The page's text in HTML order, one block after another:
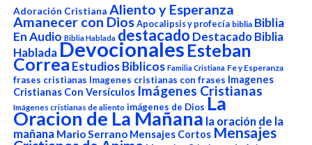
Adoración Cristiana Aliento y Esperanza
Amanecer con Dios Apocalipsis y profecía biblia Biblia
En Audio Biblia Hablada destacado Destacado Biblia
HabladaDevocionalesEsteban
Correa Estudios Biblicos Familia Cristiana Fe y Esperanza
frases cristianas Imagenes cristianas con frases Imagenes
Cristianas Con Versículos Imágenes Cristianas
Imágenes cristianas de aliento imágenes de Dios La
Oracion de La Mañana la oración de la
mañana Mario Serrano Mensajes Cortos Mensajes